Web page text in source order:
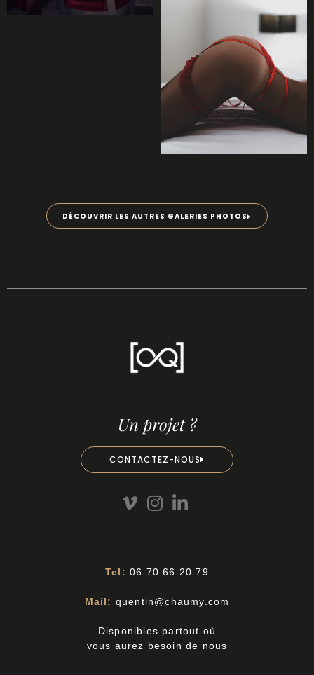
DÉCOUVRIR LES AUTRES GALERIES PHOTOS
Un projet ?
CONTACTEZ-NOUS
Tel:06 70 66 20 79
Mail: quentin@chaumy.com
Disponibles partout où
vous aurez besoin de nous